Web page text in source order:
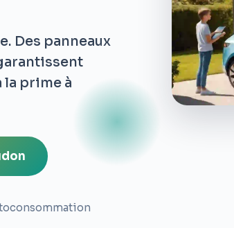
Des panneaux
prime à